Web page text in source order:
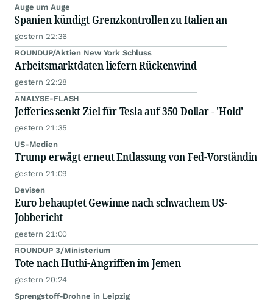
Auge um Auge
Spanien kündigt Grenzkontrollen zu Italien an
gestern 22:36
ROUNDUP/Aktien New York Schluss
Arbeitsmarktdaten liefern Rückenwind
gestern 22:28
ANALYSE-FLASH
Jefferies senkt Ziel für Tesla auf 350 Dollar - 'Hold'
gestern 21:35
US-Medien
Trump erwägt erneut Entlassung von Fed-Vorständin
gestern 21:09
Devisen
Euro behauptet Gewinne nach schwachem US-
Jobbericht
gestern 21:00
ROUNDUP 3/Ministerium
Tote nach Huthi-Angriffen im Jemen
gestern 20:24
Sprengstoff-Drohne in Leipzig